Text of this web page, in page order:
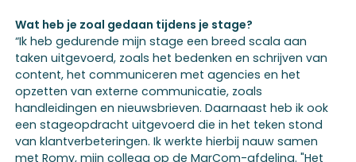
Wat heb je zoal gedaan tijdens je stage?
“Ik heb gedurende mijn stage een breed scala aan
taken uitgevoerd, zoals het bedenken en schrijven van
content, het communiceren met agencies en het
opzetten van externe communicatie, zoals
handleidingen en nieuwsbrieven. Daarnaast heb ik ook
een stageopdracht uitgevoerd die in het teken stond
van klantverbeteringen. Ik werkte hierbij nauw samen
met Romy, mijn collega op de MarCom-afdeling. "Het